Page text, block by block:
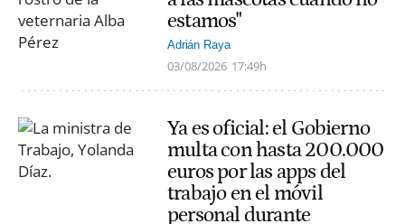
estamos"
Adrián Raya
03/08/2026 17:49h
Ya es oficial: el Gobierno
multa con hasta 200.000
euros por las apps del
trabajo en el móvil
personal durante